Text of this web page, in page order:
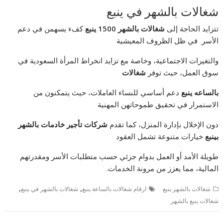
شغالات بالشهر في ينبع
تتزايد الحاجة إلى شغالات بالشهر 1500 ينبع
كفء يسهمن في دعم
الأسر في ظل الظروف المعيشية
والتغيرات الاجتماعية، وخاصة مع تزايد انخراط المرأة السعودية في
سوق العمل، حيث توفر شغالات
بالساعه ينبع دعم أساسي للنساء العاملات، حيث يتمكنون من
الاستمرار في تحقيق طموحاتهن المهنية
دون الإخلال بإدارة المنزل، كما تقدم شركات تأجير خادمات بالشهر
بينبع خيارات متنوعة تشمل العقود
طويلة الأمد أو العمل بدوام جزئي حسب متطلبات الأسر ومقدرتهم
المالية، مما يعزز من مرونة الخدمات.
شغالات بالشهر ينبع ارقام شغالات بالساعة ينبع, شغالات بالشهر في ينبع,
شغالات ينبع بالشهر